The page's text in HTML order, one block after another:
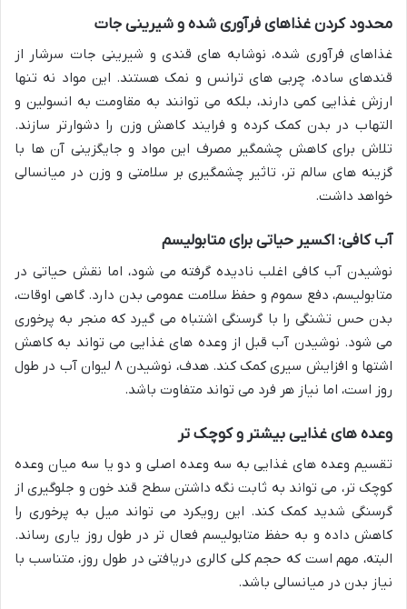
محدود کردن غذاهای فرآوری شده و شیرینی جات
غذاهای فرآوری شده، نوشابه های قندی و شیرینی جات سرشار از
قندهای ساده، چربی های ترانس و نمک هستند. این مواد نه تنها
ارزش غذایی کمی دارند، بلکه می توانند به مقاومت به انسولین و
التهاب در بدن کمک کرده و فرایند کاهش وزن را دشوارتر سازند.
تلاش برای کاهش چشمگیر مصرف این مواد و جایگزینی آن ها با
گزینه های سالم تر، تاثیر چشمگیری بر سلامتی و وزن در میانسالی
خواهد داشت.
آب کافی: اکسیر حیاتی برای متابولیسم
نوشیدن آب کافی اغلب نادیده گرفته می شود، اما نقش حیاتی در
متابولیسم، دفع سموم و حفظ سلامت عمومی بدن دارد. گاهی اوقات،
بدن حس تشنگی را با گرسنگی اشتباه می گیرد که منجر به پرخوری
می شود. نوشیدن آب قبل از وعده های غذایی می تواند به کاهش
اشتها و افزایش سیری کمک کند. هدف، نوشیدن ۸ لیوان آب در طول
روز است، اما نیاز هر فرد می تواند متفاوت باشد.
وعده های غذایی بیشتر و کوچک تر
تقسیم وعده های غذایی به سه وعده اصلی و دو یا سه میان وعده
کوچک تر، می تواند به ثابت نگه داشتن سطح قند خون و جلوگیری از
گرسنگی شدید کمک کند. این رویکرد می تواند میل به پرخوری را
کاهش داده و به حفظ متابولیسم فعال تر در طول روز یاری رساند.
البته، مهم است که حجم کلی کالری دریافتی در طول روز، متناسب با
نیاز بدن در میانسالی باشد.